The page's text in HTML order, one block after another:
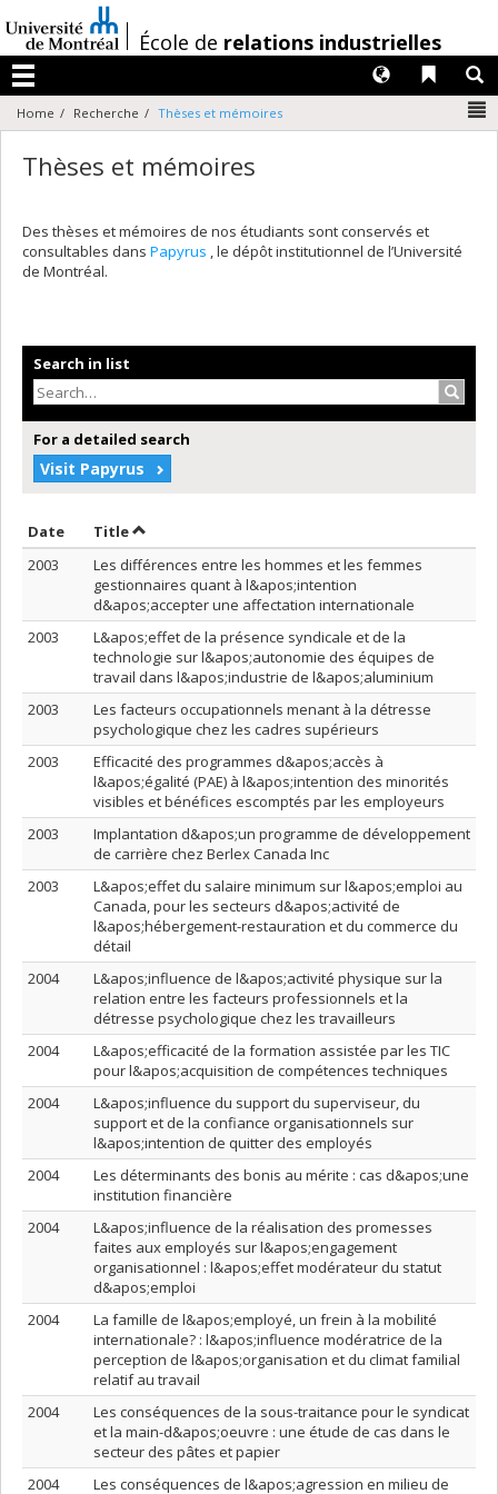
au
contenu
/École de relations industrielles
Menu
Liens
Langues
Home Recherche Thèses et mémoires
Thèses et mémoires
Des thèses et mémoires de nos étudiants sont conservés et
consultables dans Papyrus , le dépôt institutionnel de l’Université
de Montréal.
Search in list
For a detailed search
Visit Papyrus
Date Sort by date in descending order
TitleSort by title in descending order
2003
Les différences entre les hommes et les femmes
gestionnaires quant à l&apos;intention
d&apos;accepter une affectation internationale
2003
L&apos;effet de la présence syndicale et de la
technologie sur l&apos;autonomie des équipes de
travail dans l&apos;industrie de l&apos;aluminium
2003
Les facteurs occupationnels menant à la détresse
psychologique chez les cadres supérieurs
2003
Efficacité des programmes d&apos;accès à
l&apos;égalité (PAE) à l&apos;intention des minorités
visibles et bénéfices escomptés par les employeurs
2003
Implantation d&apos;un programme de développement
de carrière chez Berlex Canada Inc
2003
L&apos;effet du salaire minimum sur l&apos;emploi au
Canada, pour les secteurs d&apos;activité de
l&apos;hébergement-restauration et du commerce du
détail
2004
L&apos;influence de l&apos;activité physique sur la
relation entre les facteurs professionnels et la
détresse psychologique chez les travailleurs
2004
L&apos;efficacité de la formation assistée par les TIC
pour l&apos;acquisition de compétences techniques
2004
L&apos;influence du support du superviseur, du
support et de la confiance organisationnels sur
l&apos;intention de quitter des employés
2004
Les déterminants des bonis au mérite : cas d&apos;une
institution financière
2004
L&apos;influence de la réalisation des promesses
faites aux employés sur l&apos;engagement
organisationnel : l&apos;effet modérateur du statut
d&apos;emploi
2004
La famille de l&apos;employé, un frein à la mobilité
internationale? : l&apos;influence modératrice de la
perception de l&apos;organisation et du climat familial
relatif au travail
2004
Les conséquences de la sous-traitance pour le syndicat
et la main-d&apos;oeuvre : une étude de cas dans le
secteur des pâtes et papier
2004
Les conséquences de l&apos;agression en milieu de